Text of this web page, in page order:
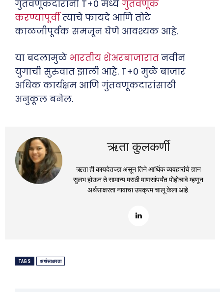
गुंतवणूकदारांनी T+0 मध्ये गुंतवणूक
करण्यापूर्वीत्याचे फायदे आणि तोटे
काळजीपूर्वक समजून घेणे आवश्यक आहे.
या बदलामुळे भारतीय शेअरबाजारात नवीन
युगाची सुरुवात झाली आहे. T+0 मुळे बाजार
अधिक कार्यक्षम आणि गुंतवणूकदारांसाठी
अनुकूल बनेल.
ऋता कुलकर्णी
ऋता ही कायदेतज्ज्ञ असून तिने आर्थिक व्यवहारांचे ज्ञान
सुलभ होऊन ते सामान्य मराठी माणसांपर्यंत पोहोचावे म्हणून
अर्थसाक्षरता नावाचा उपक्रम चालू केला आहे.
TAGS अर्थसाक्षरता